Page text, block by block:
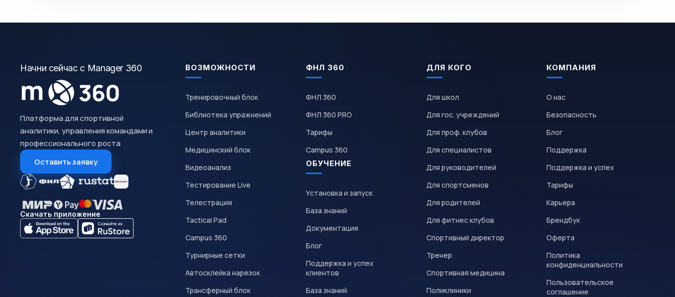
Начни сейчас с Manager 360
Платформа для спортивной
аналитики, управления командами и
профессионального роста
Оставить заявку
Скачать приложение
ВОЗМОЖНОСТИ
Тренировочный блок
Библиотека упражнений
Центр аналитики
Медицинский блок
Видеоанализ
Тестирование Live
Телестрация
Tactical Pad
Campus 360
Турнирные сетки
Автосклейка нарезок
Трансферный блок
ФНЛ 360
ФНЛ 360
ФНЛ 360 PRO
Тарифы
Campus 360
ОБУЧЕНИЕ
Установка и запуск
База знаний
Документация
Блог
Поддержка и успех
клиентов
База знаний
ДЛЯ КОГО
Для школ
Для гос. учреждений
Для проф. клубов
Для специалистов
Для руководителей
Для спортсменов
Для родителей
Для фитнес клубов
Спортивный директор
Тренер
Спортивная медицина
Поликлиники
КОМПАНИЯ
О нас
Безопасность
Блог
Поддержка
Поддержка и успех
Тарифы
Карьера
Брендбук
Оферта
Политика
конфиденциальности
Пользовательское
соглашение